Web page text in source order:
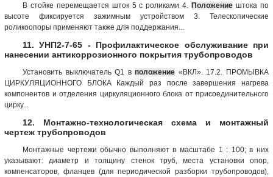
В стойке перемещается шток 5 с роликами 4.Положение штока по
высоте фиксируется зажимным устройством 3. Телескопические
роликоопоры применяют также для поддержания...
11. УНП2-7-65 - Профилактическое обслуживание при
нанесении антикоррозионного покрытия трубопроводов
Установить выключатель Q1 вположение «ВКЛ». 17.2. ПРОМЫВКА
ЦИРКУЛЯЦИОННОГО БЛОКА Каждый раз после завершения нагрева
компонентов и отделения циркуляционного блока от присоединительного
цирку...
12. Монтажно-технологическая схема и монтажный
чертеж трубопроводов
Монтажные чертежи обычно выполняют в масштабе 1 : 100; в них
указывают: диаметр и толщину стенок труб, места установки опор,
компенсаторов, фланцев (для периодической разборки трубопроводов),